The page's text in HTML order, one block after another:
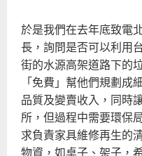
於是我們在去年底致電
長，詢問是否可以利用
街的水源高架道路下的
「免費」幫他們規劃
品質及變賣收入，同時
所，但過程中需要環保
求負責家具維修再生的
物資，如桌子、架子，